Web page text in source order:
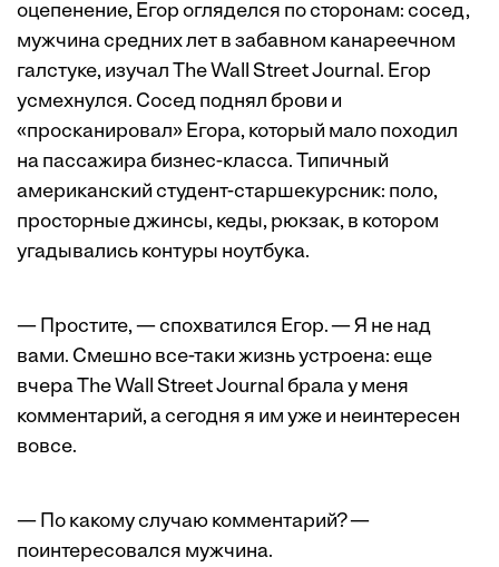
оцепенение, Егор огляделся по сторонам: сосед,
мужчина средних лет в забавном канареечном
галстуке, изучал The Wall Street Journal. Егор
усмехнулся. Cосед поднял брови и
«просканировал» Егора, который мало походил
на пассажира бизнес-класса. Типичный
американский студент-старшекурсник: поло,
просторные джинсы, кеды, рюкзак, в котором
угадывались контуры ноутбука.
— Простите, — спохватился Егор. — Я не над
вами. Смешно все-таки жизнь устроена: еще
вчера The Wall Street Journal брала у меня
комментарий, а сегодня я им уже и неинтересен
вовсе.
— По какому случаю комментарий? —
поинтересовался мужчина.